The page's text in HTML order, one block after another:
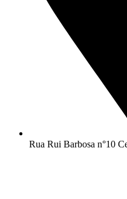
Rua Rui Barbosa n°10